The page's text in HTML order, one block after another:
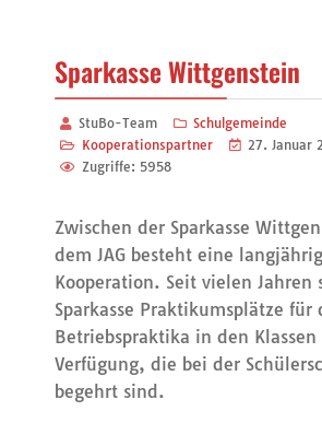
Sparkasse Wittgenstein
StuBo-Team
Schulgemeinde
Kooperationspartner
27. Januar
Zugriffe: 5958
Zwischen der Sparkasse
dem JAG besteht eine
Kooperation. Seit vielen Jahren
Sparkasse Praktikumsplätze für
Betriebspraktika in den Klassen
Verfügung, die bei der
begehrt sind.